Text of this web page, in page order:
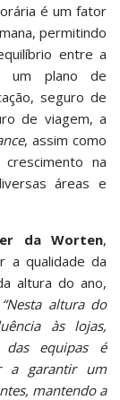
é um fator
permitindo
entre a
um plano de
seguro de
de viagem, a
, assim como
na
áreas e
da Worten,
a qualidade da
altura do ano,
“Nesta altura do
às lojas,
equipas é
a garantir um
mantendo a